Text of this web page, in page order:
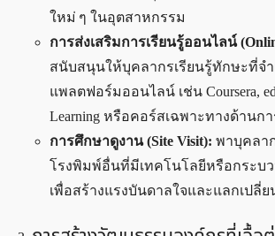
ใหม่ ๆ ในอุตสาหกรรม
การส่งเสริมการเรียนรู้ออนไลน์
สนับสนุนให้บุคลากรเรียนรู้ทักษะที่จำ
แพลตฟอร์มออนไลน์ เช่น Coursera,
Learning หรือคอร์สเฉพาะทางด้านก
การศึกษาดูงาน (Site Visit): พาบุคลา
โรงพิมพ์อื่นที่มีเทคโนโลยีหรือกระบ
เพื่อสร้างแรงบันดาลใจและแลกเปลี่ย